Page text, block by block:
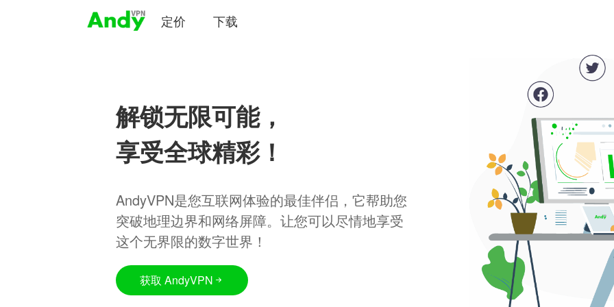
定价 下载
解锁无限可能，
享受全球精彩！
AndyVPN是您互联网体验的最佳伴侣，它帮助您
突破地理边界和网络屏障。让您可以尽情地享受
这个无界限的数字世界！
获取 AndyVPN